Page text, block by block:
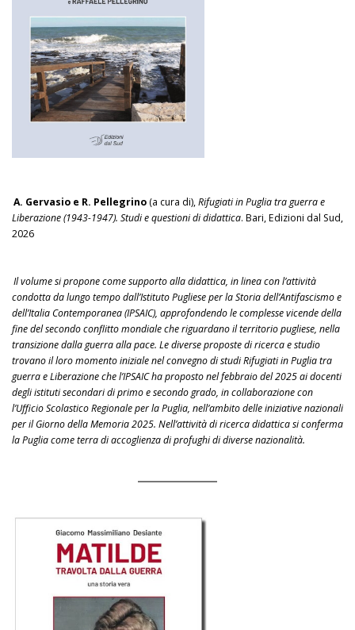
A. Gervasio e R. Pellegrino (a cura di),Rifugiati in Puglia tra guerra e
Liberazione (1943-1947). Studi e questioni di didattica. Bari, Edizioni dal Sud,
2026
Il volume si propone come supporto alla didattica, in linea con l’attività
condotta da lungo tempo dall’Istituto Pugliese per la Storia dell’Antifascismo e
dell’Italia Contemporanea (IPSAIC), approfondendo le complesse vicende della
fine del secondo conflitto mondiale che riguardano il territorio pugliese, nella
transizione dalla guerra alla pace. Le diverse proposte di ricerca e studio
trovano il loro momento iniziale nel convegno di studi Rifugiati in Puglia tra
guerra e Liberazione che l’IPSAIC ha proposto nel febbraio del 2025 ai docenti
degli istituti secondari di primo e secondo grado, in collaborazione con
l’Ufficio Scolastico Regionale per la Puglia, nell’ambito delle iniziative nazionali
per il Giorno della Memoria 2025. Nell’attività di ricerca didattica si conferma
la Puglia come terra di accoglienza di profughi di diverse nazionalità.